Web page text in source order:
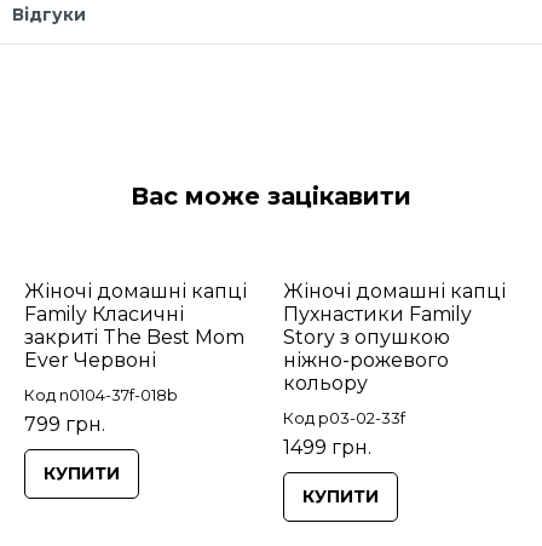
Відгуки
Вас може зацікавити
Жіночі домашні капці
Family Класичні
закриті The Best Mom
Ever Червоні
Код n0104-37f-018b
799 грн.
КУПИТИ
Жіночі домашні капці
Пухнастики Family
Story з опушкою
ніжно-рожевого
кольору
Код p03-02-33f
1499 грн.
КУПИТИ